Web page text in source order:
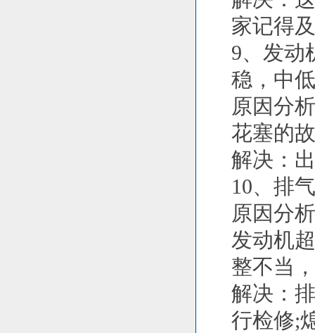
家记得
9、发动
稳，中
原因分
花塞的
解决：
10、排
原因分
发动机
整不当
解决：
行检修;